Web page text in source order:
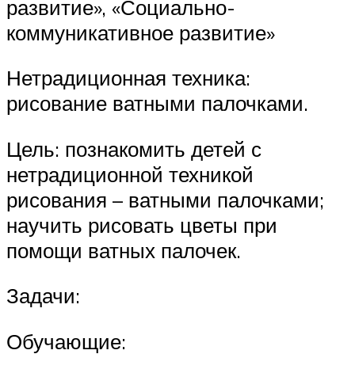
развитие», «Социально-
коммуникативное развитие»
Нетрадиционная техника:
рисование ватными палочками.
Цель: познакомить детей с
нетрадиционной техникой
рисования – ватными палочками;
научить рисовать цветы при
помощи ватных палочек.
Задачи:
Обучающие: